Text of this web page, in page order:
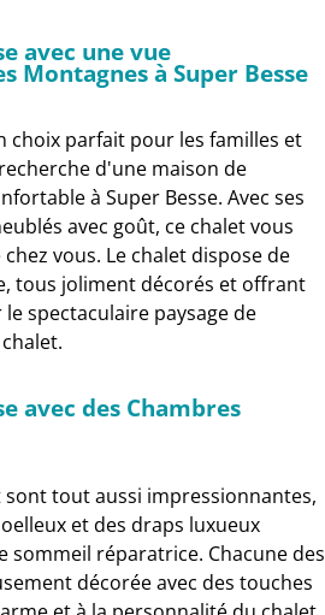
avec une vue
Montagnes à Super Besse
choix parfait pour les familles et
d'une maison de
à Super Besse. Avec ses
avec goût, ce chalet vous
vous. Le chalet dispose de
tous joliment décorés et offrant
spectaculaire paysage de
avec des Chambres
sont tout aussi impressionnantes,
et des draps luxueux
sommeil réparatrice. Chacune des
décorée avec des touches